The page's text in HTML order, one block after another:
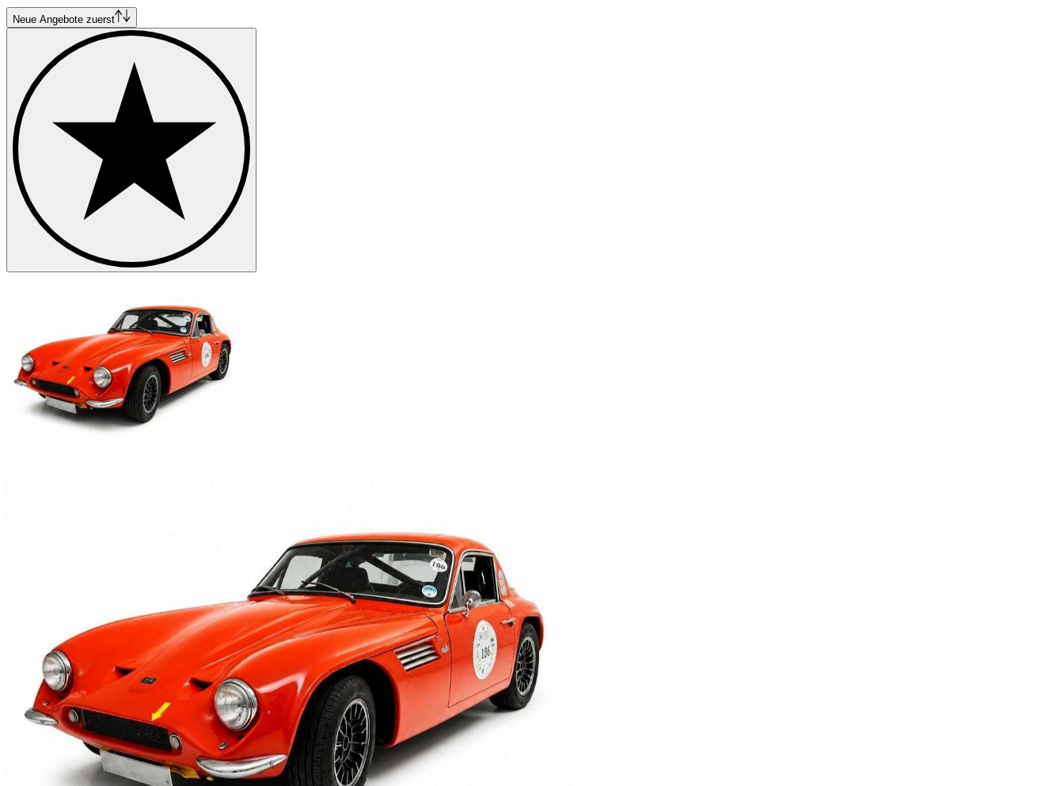
Im Jahre 1962 erregte TVR erstmals die öffentliche Aufmerksamkeit, als es mit zwei Modellen, dem TVR Sebring und dem TVR Le Mans an einem 24-Stunden-Rennen teilnahm. Die Verkaufsschlager TVR
Grantura und TVR Vixen sind bis heute beliebte Modelle für Oldtimer-Fans. Der TVR Griffith, der an sich ein TVR Grantura mit verändertem Chassis und V8-Motor ist, war leistungsmäßig ein Konkurrent von
damaligen Jaguars und Ferraris. Der 1990 gebaute TVR Chimaera gilt allerdings als das bekannteste aller TVR-Modelle, es wurden mehr als 10.000 PKWs produziert und vertrieben.
TVR Modelle
TVR Vixen
Neue Angebote zuerst